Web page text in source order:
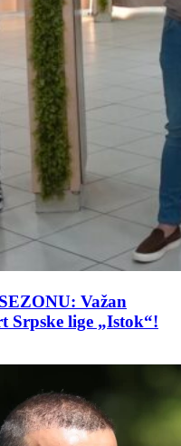
Važan
Srpske lige „Istok“!